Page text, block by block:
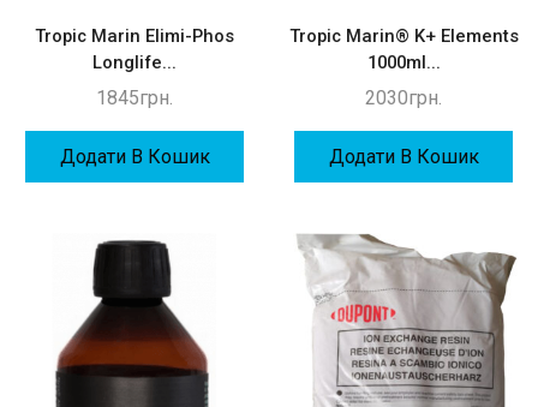
Tropic Marin Elimi-Phos
Longlife...
1845грн.
Додати В Кошик
Tropic Marin® K+ Elements
1000ml...
2030грн.
Додати В Кошик